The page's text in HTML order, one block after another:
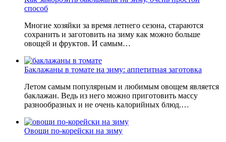
способ
Многие хозяйки за время летнего сезона, стараются
сохранить и заготовить на зиму как можно больше
овощей и фруктов. И самым…
Баклажаны в томате на зиму: аппетитная заготовка
Летом самым популярным и любимым овощем является
баклажан. Ведь из него можно приготовить массу
разнообразных и не очень калорийных блюд.…
Овощи по-корейски на зиму